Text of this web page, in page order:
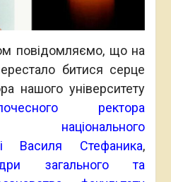
повідомляємо, що на
битися серце
нашого університету
ректора
національного
Василя Стефаника,
загального та